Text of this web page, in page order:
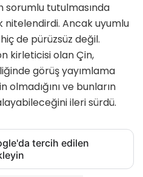
sorumlu tutulmasında
nitelendirdi. Ancak uyumlu
de pürüzsüz değil.
kirleticisi olan Çin,
görüş yayımlama
ve bunların
ileri sürdü.
tercih edilen